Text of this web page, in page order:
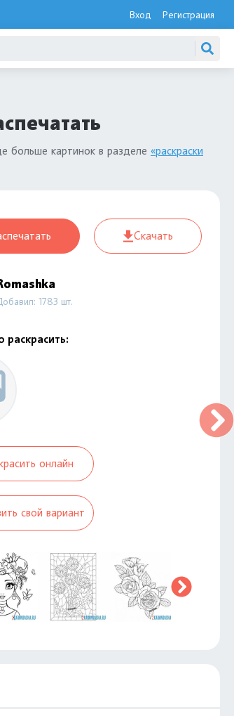
Вход Регистрация
больше картинок в разделе «раскраски
Скачать
1783 шт.
онлайн
свой вариант